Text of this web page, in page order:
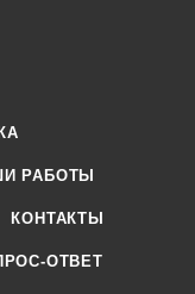
РАБОТЫ
КОНТАКТЫ
ОТВЕТ